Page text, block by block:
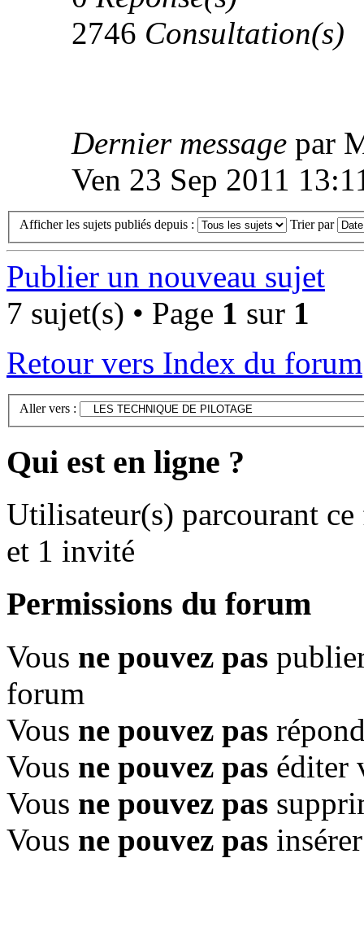
2746 Consultation(s)
Dernier message par
Ven 23 Sep 2011
Afficher les sujets publiés depuis : Trier par
Publier un nouveau sujet
7 sujet(s) • Page 1 sur 1
Retour vers Index du forum
Aller vers :
Qui est en ligne ?
Utilisateur(s) parcourant
et 1 invité
Permissions du forum
Vous ne pouvez pas
forum
Vous ne pouvez pas
Vous ne pouvez pas éditer
Vous ne pouvez pas
Vous ne pouvez pas